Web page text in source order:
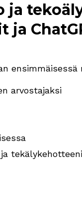
ensimmäisessä
arvostajaksi